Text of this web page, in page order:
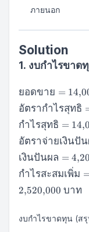
ภายนอก
Solution
1. งบกำไรขาด
\text{ยอด
ขาย} =
14{,}000{,}000
\text{ บาท}
ยอดขาย = 14,
\text{อัตรา
กำไรสุทธิ}
= 30\%
อัตรากำไรสุทธิ
\text{กำไร
สุทธิ} =
14{,}000{,}000
\times 0.30 =
4{,}200{,}000
กำไรสุทธิ = 14,
\text{อัตรา
จ่าย
เงินปันผล}
= 40\%
อัตราจ่ายเงินปั
\text{เงินปันผ
= 4{,}200{,}000
\times 0.40 =
1{,}680{,}000
เงินปันผล = 4,
\text{กำไร
สะสมเพิ่ม} =
4{,}200{,}000
1{,}680{,}000
กำไรสะสมเพิ่ม
2,520,000 บาท
งบกำไรขาดทุน (ส